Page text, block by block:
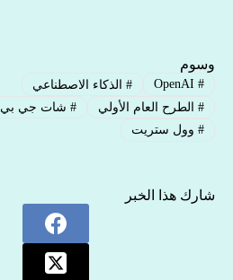
وسوم
#
OpenAI
#الذكاء الاصطناعي
#الطرح العام الأولي #شات جي بي
#وول ستريت
شارك هذا الخبر